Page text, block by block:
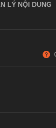
LÝ NỘI DUNG